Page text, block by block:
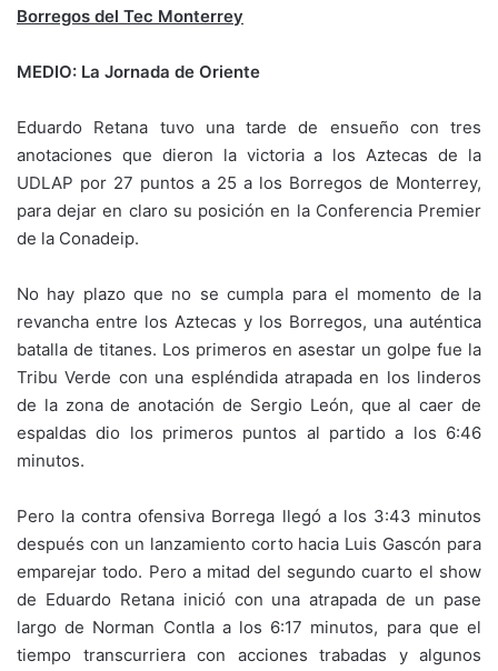
Borregos del Tec Monterrey
MEDIO: La Jornada de Oriente
Eduardo Retana tuvo una tarde de ensueño con tres
anotaciones que dieron la victoria a los Aztecas de la
UDLAP por 27 puntos a 25 a los Borregos de Monterrey,
para dejar en claro su posición en la Conferencia Premier
de la Conadeip.
No hay plazo que no se cumpla para el momento de la
revancha entre los Aztecas y los Borregos, una auténtica
batalla de titanes. Los primeros en asestar un golpe fue la
Tribu Verde con una espléndida atrapada en los linderos
de la zona de anotación de Sergio León, que al caer de
espaldas dio los primeros puntos al partido a los 6:46
minutos.
Pero la contra ofensiva Borrega llegó a los 3:43 minutos
después con un lanzamiento corto hacia Luis Gascón para
emparejar todo. Pero a mitad del segundo cuarto el show
de Eduardo Retana inició con una atrapada de un pase
largo de Norman Contla a los 6:17 minutos, para que el
tiempo transcurriera con acciones trabadas y algunos